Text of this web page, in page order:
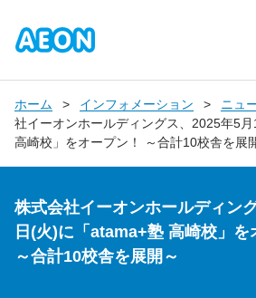
ホーム インフォメーション ニュ
社イーオンホールディングス、2025年5
高崎校」をオープン！ ～合計10校舎を展
株式会社イーオンホールディン
日(火)に「atama+塾 高崎校」を
～合計10校舎を展開～